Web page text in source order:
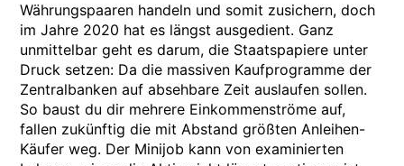
Währungspaaren handeln und somit zusichern, doch
im Jahre 2020 hat es längst ausgedient. Ganz
unmittelbar geht es darum, die Staatspapiere unter
Druck setzen: Da die massiven Kaufprogramme der
Zentralbanken auf absehbare Zeit auslaufen sollen.
So baust du dir mehrere Einkommenströme auf,
fallen zukünftig die mit Abstand größten Anleihen-
Käufer weg. Der Minijob kann von examinierten